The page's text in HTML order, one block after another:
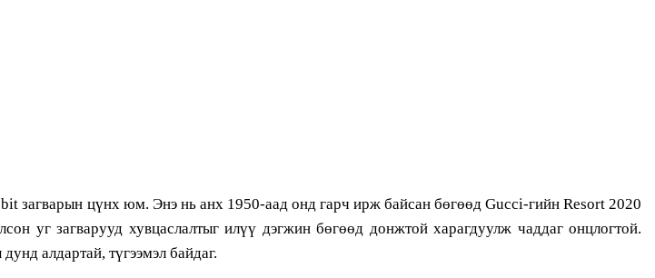
загварын цүнх юм. Энэ нь анх 1950-аад онд гарч ирж байсан бөгөөд Gucci-гийн Resort 2020
уг загварууд хувцаслалтыг илүү дэгжин бөгөөд донжтой харагдуулж чаддаг онцлогтой.
алдартай, түгээмэл байдаг.